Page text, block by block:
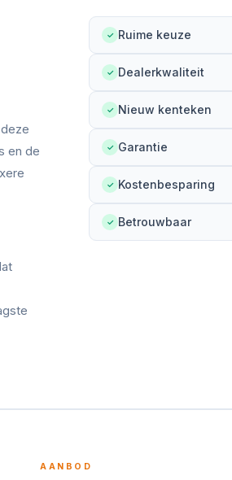
en de
✓ Ruime keuze
✓ Dealerkwaliteit
✓ Nieuw kenteken
✓ Garantie
✓ Kostenbesparing
✓ Betrouwbaar
AANBOD